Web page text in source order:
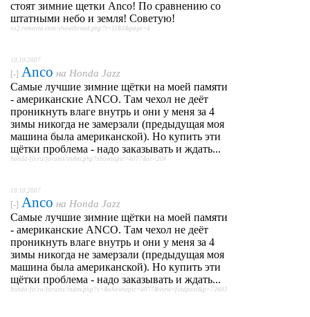
стоят зимние щетки Anco! По сравнению со
штатными небо и земля! Советую!
ns2.remavto.com/showthread.php?t=1184&page=4
10.10.2007
[-] Anco на Honda Jazz
Самые лучшие зимние щётки на моей памяти
- американские ANCO. Там чехол не деёт
проникнуть влаге внутрь и они у меня за 4
зимы никогда не замерзали (предыдущая моя
машина была американской). Но купить эти
щётки проблема - надо заказывать и ждать...
honda-fit.ru/forums/index.php?showtopic=4077&st=20#
10.10.2007
[-] Anco на Honda Jazz
Самые лучшие зимние щётки на моей памяти
- американские ANCO. Там чехол не деёт
проникнуть влаге внутрь и они у меня за 4
зимы никогда не замерзали (предыдущая моя
машина была американской). Но купить эти
щётки проблема - надо заказывать и ждать...
honda-fit.ru/forums/index.php?s=&showtopic=4077&view=findpost&p=72603